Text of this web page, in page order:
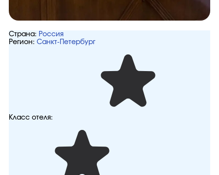
Страна: Россия
Регион: Санкт-Петербург
Класс отеля: